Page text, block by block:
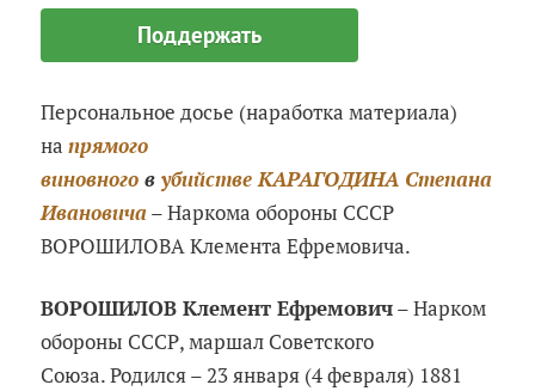
Поддержать
Персональное досье (наработка материала)
напрямого
виновного вубийстве КАРАГОДИНА Степана
Ивановича– Наркома обороны СССР
ВОРОШИЛОВА Клемента Ефремовича.
ВОРОШИЛОВ Клемент Ефремович– Нарком
обороны СССР, маршал Советского
Союза. Родился – 23 января (4 февраля) 1881